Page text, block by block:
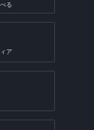
る
ア